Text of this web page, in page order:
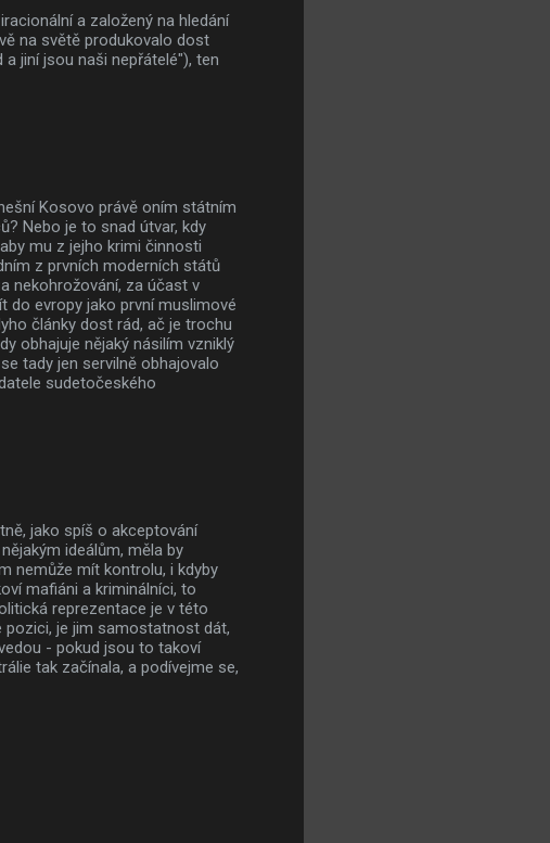
a založený na hledání
na světě produkovalo dost
jiní jsou naši nepřátelé"), ten
Kosovo právě oním státním
Nebo je to snad útvar, kdy
mu z jejho krimi činnosti
z prvních moderních států
nekohrožování, za účast v
do evropy jako první muslimové
články dost rád, ač je trochu
obhajuje nějaký násilím vzniklý
tady jen servilně obhajovalo
sudetočeského
jako spíš o akceptování
ideálům, měla by
nemůže mít kontrolu, i kdyby
mafiáni a kriminálníci, to
reprezentace je v této
pozici, je jim samostatnost dát,
- pokud jsou to takoví
tak začínala, a podívejme se,